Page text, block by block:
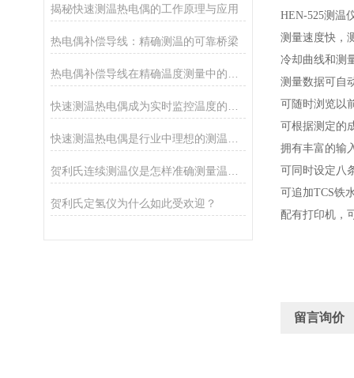
揭秘快速测温热电偶的工作原理与应用
热电偶补偿导线：精确测温的可靠桥梁
贺利氏定氢仪为什么如此受欢迎？
HEN-525测温
测量速度快，
冷却曲线和测
测量数据可自
可随时浏览以
可根据测定的
拥有丰富的输
可同时设定八
可追加TCS铁
配有打印机，
留言询价